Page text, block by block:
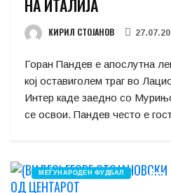
НА ИТАЛИЈА
КИРИЛ СТОЈАНОВ
Горан Пандев е апослутна
кој оставиголем траг во
Интер каде заедно со
се освои. Пандев често е
МЕЃУНАРОДЕН ФУДБАЛ